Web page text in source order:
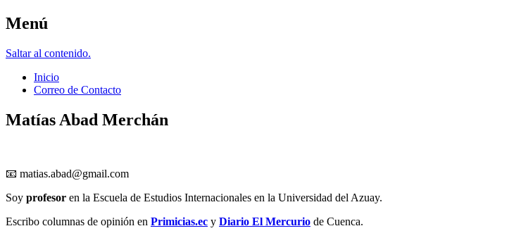
Menú
Saltar al contenido.
Inicio
Correo de Contacto
Matías Abad Merchán
📧 matias.abad@gmail.com
Soy profesor en la Escuela de Estudios Internacionales en la Universidad del Azuay.
Escribo columnas de opinión en Primicias.ec y Diario El Mercurio de Cuenca.